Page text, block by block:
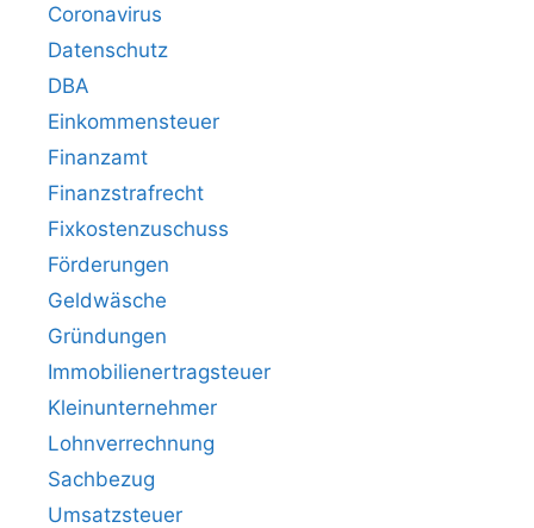
Coronavirus
Datenschutz
DBA
Einkommensteuer
Finanzamt
Finanzstrafrecht
Fixkostenzuschuss
Förderungen
Geldwäsche
Gründungen
Immobilienertragsteuer
Kleinunternehmer
Lohnverrechnung
Sachbezug
Umsatzsteuer